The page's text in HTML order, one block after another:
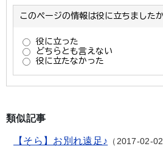
類似記事
【そら】お別れ遠足♪ 2017-02-02